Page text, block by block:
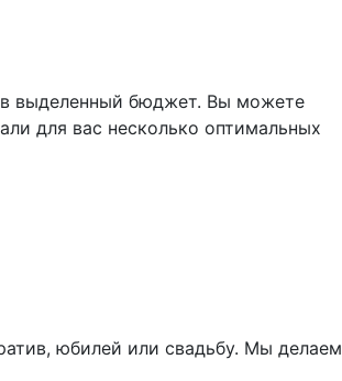
в выделенный бюджет. Вы можете
для вас несколько оптимальных
юбилей или свадьбу. Мы делаем